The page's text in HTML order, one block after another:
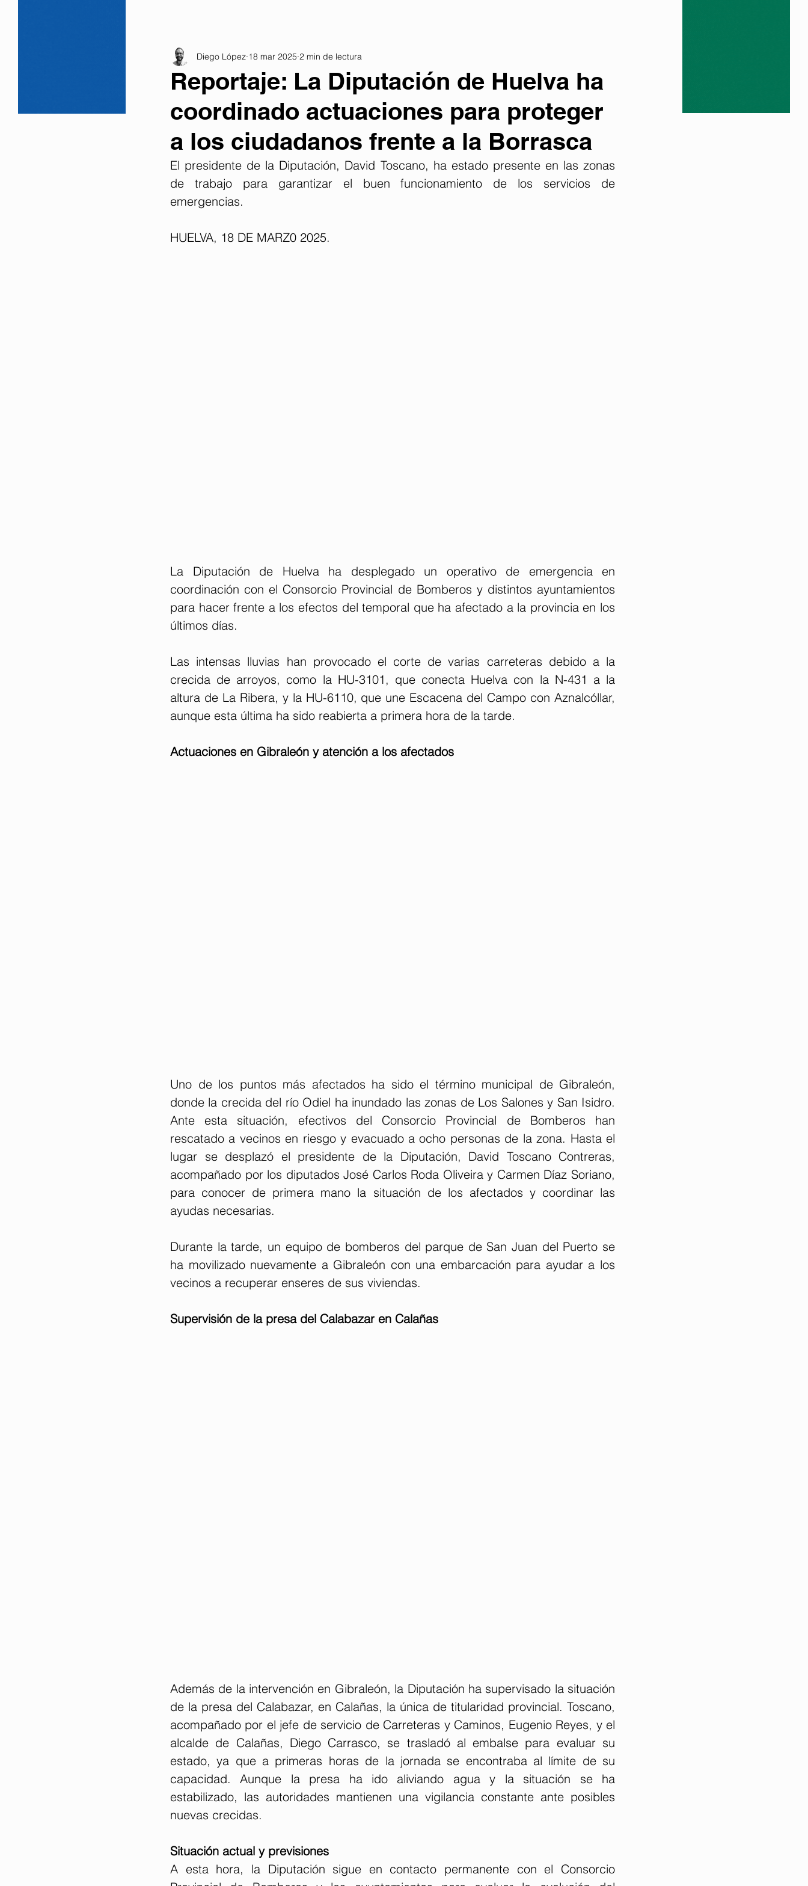
Reportaje: La Diputación de Huelva ha
coordinado actuaciones para proteger
a los ciudadanos frente a la Borrasca
Diego López 18 mar 2025 2 min de lectura
El presidente de la Diputación, David Toscano, ha estado presente en las zonas
de trabajo para garantizar el buen funcionamiento de los servicios de
emergencias.
HUELVA, 18 DE MARZ0 2025.
La Diputación de Huelva ha desplegado un operativo de emergencia en
coordinación con el Consorcio Provincial de Bomberos y distintos ayuntamientos
para hacer frente a los efectos del temporal que ha afectado a la provincia en los
últimos días.
Las intensas lluvias han provocado el corte de varias carreteras debido a la
crecida de arroyos, como la HU-3101, que conecta Huelva con la N-431 a la
altura de La Ribera, y la HU-6110, que une Escacena del Campo con Aznalcóllar,
aunque esta última ha sido reabierta a primera hora de la tarde.
Actuaciones en Gibraleón y atención a los afectados
Uno de los puntos más afectados ha sido el término municipal de Gibraleón,
donde la crecida del río Odiel ha inundado las zonas de Los Salones y San Isidro.
Ante esta situación, efectivos del Consorcio Provincial de Bomberos han
rescatado a vecinos en riesgo y evacuado a ocho personas de la zona. Hasta el
lugar se desplazó el presidente de la Diputación, David Toscano Contreras,
acompañado por los diputados José Carlos Roda Oliveira y Carmen Díaz Soriano,
para conocer de primera mano la situación de los afectados y coordinar las
ayudas necesarias.
Durante la tarde, un equipo de bomberos del parque de San Juan del Puerto se
ha movilizado nuevamente a Gibraleón con una embarcación para ayudar a los
vecinos a recuperar enseres de sus viviendas.
Supervisión de la presa del Calabazar en Calañas
Además de la intervención en Gibraleón, la Diputación ha supervisado la situación
de la presa del Calabazar, en Calañas, la única de titularidad provincial. Toscano,
acompañado por el jefe de servicio de Carreteras y Caminos, Eugenio Reyes, y el
alcalde de Calañas, Diego Carrasco, se trasladó al embalse para evaluar su
estado, ya que a primeras horas de la jornada se encontraba al límite de su
capacidad. Aunque la presa ha ido aliviando agua y la situación se ha
estabilizado, las autoridades mantienen una vigilancia constante ante posibles
nuevas crecidas.
Situación actual y previsiones
A esta hora, la Diputación sigue en contacto permanente con el Consorcio